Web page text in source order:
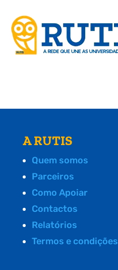
A RUTIS
Quem somos
Parceiros
Como Apoiar
Contactos
Relatórios
Termos e condições